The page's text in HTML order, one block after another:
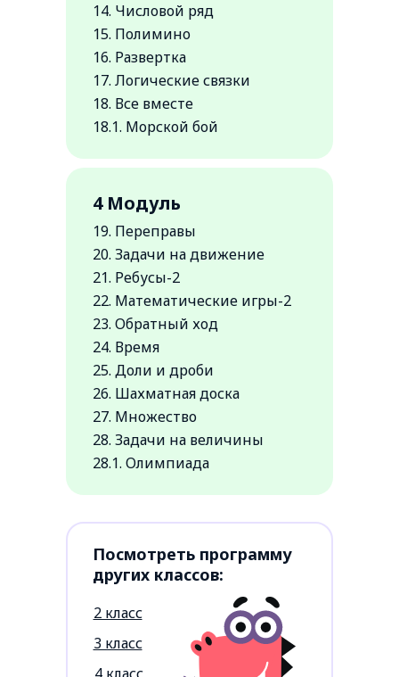
4 Модуль
14. Числовой ряд
15. Полимино
16. Развертка
17. Логические связки
18. Все вместе
18.1. Морской бой
19. Переправы
20. Задачи на движение
21. Ребусы-2
22. Математические игры-2
23. Обратный ход
24. Время
25. Доли и дроби
26. Шахматная доска
27. Множество
28. Задачи на величины
28.1. Олимпиада
2 класс
3 класс
Посмотреть программу
других классов: